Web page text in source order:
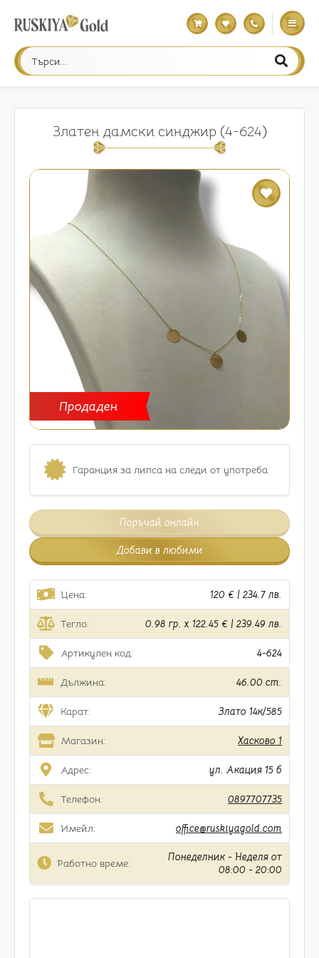
Златен дамски синджир (4-624)
Продаден
Гаранция за липса на следи от употреба
Поръчай онлайн
Добави в любими
Цена: 120 € | 234.7 лв.
Тегло: 0.98 гр. x 122.45 € | 239.49 лв.
Артикулен код: 4-624
Дължина: 46.00 cm.
Карат: Злато 14к/585
Магазин: Хасково 1
Адрес: ул. Акация 15 б
Телефон: 0897707735
Имейл: office@ruskiyagold.com
Работно време:
Понеделник - Неделя от
08:00 - 20:00